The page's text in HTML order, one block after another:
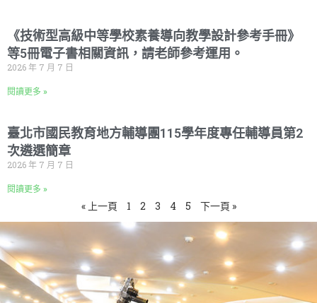
《技術型高級中等學校素養導向教學設計參考手冊》
等5冊電子書相關資訊，請老師參考運用。
2026 年 7 月 7 日
閱讀更多 »
臺北市國民教育地方輔導團115學年度專任輔導員第2
次遴選簡章
2026 年 7 月 7 日
閱讀更多 »
« 上一頁 1 2 3 4 5 下一頁 »